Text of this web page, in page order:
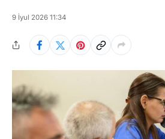
9 İyul 2026 11:34